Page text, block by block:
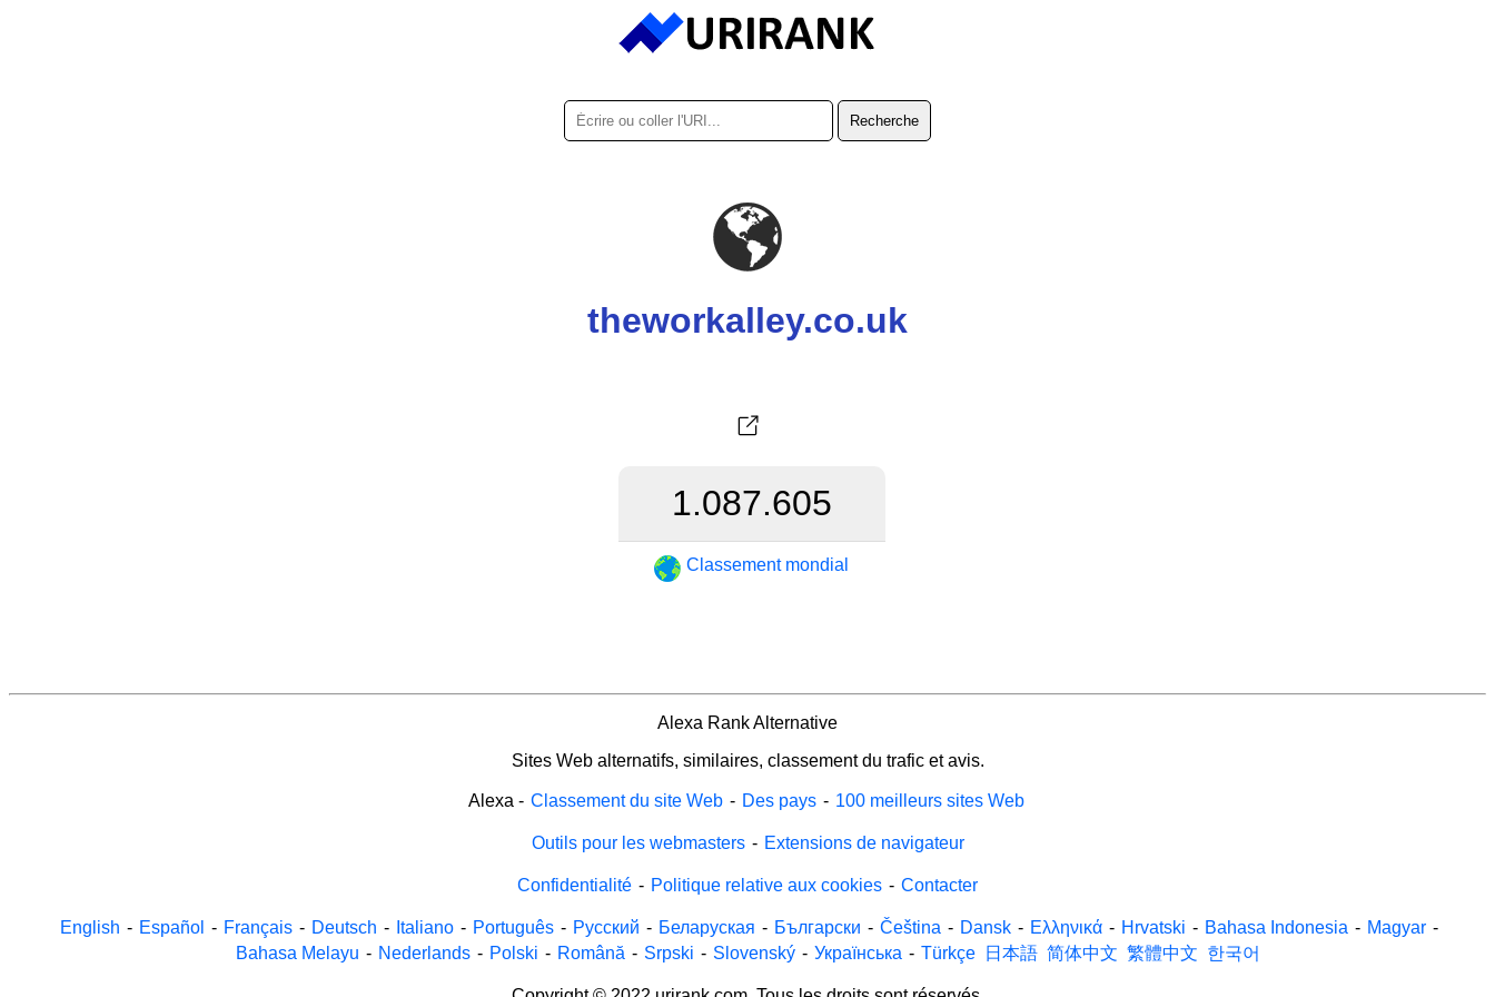
theworkalley.co.uk
1.087.605
Classement mondial
Alexa Rank Alternative
Sites Web alternatifs, similaires, classement du trafic et avis.
Alexa - Classement du site Web - Des pays - 100 meilleurs sites Web
Outils pour les webmasters - Extensions de navigateur
Confidentialité - Politique relative aux cookies - Contacter
English - Español - Français - Deutsch - Italiano - Português - Русский - Беларуская - Български - Čeština - Dansk - Ελληνικά - Hrvatski - Bahasa Indonesia - Magyar -
Bahasa Melayu - Nederlands - Polski - Română - Srpski - Slovenský - Українська - Türkçe 日本語 简体中文 繁體中文 한국어